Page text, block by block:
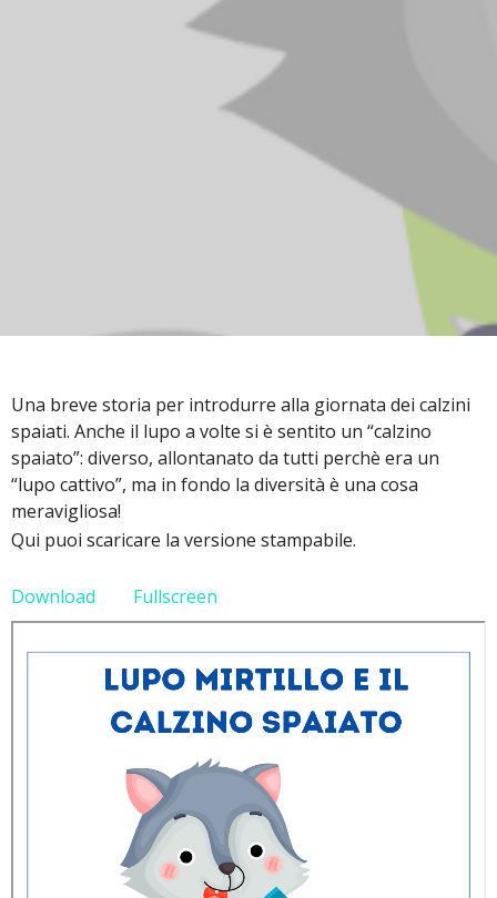
Una breve storia per introdurre alla giornata dei calzini
spaiati. Anche il lupo a volte si è sentito un “calzino
spaiato”: diverso, allontanato da tutti perchè era un
“lupo cattivo”, ma in fondo la diversità è una cosa
meravigliosa!
Qui puoi scaricare la versione stampabile.
Download Fullscreen